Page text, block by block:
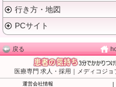
行き方・地図
PCサイト
戻る
医療専門 求人・採用｜メディコジ
運営会社情報